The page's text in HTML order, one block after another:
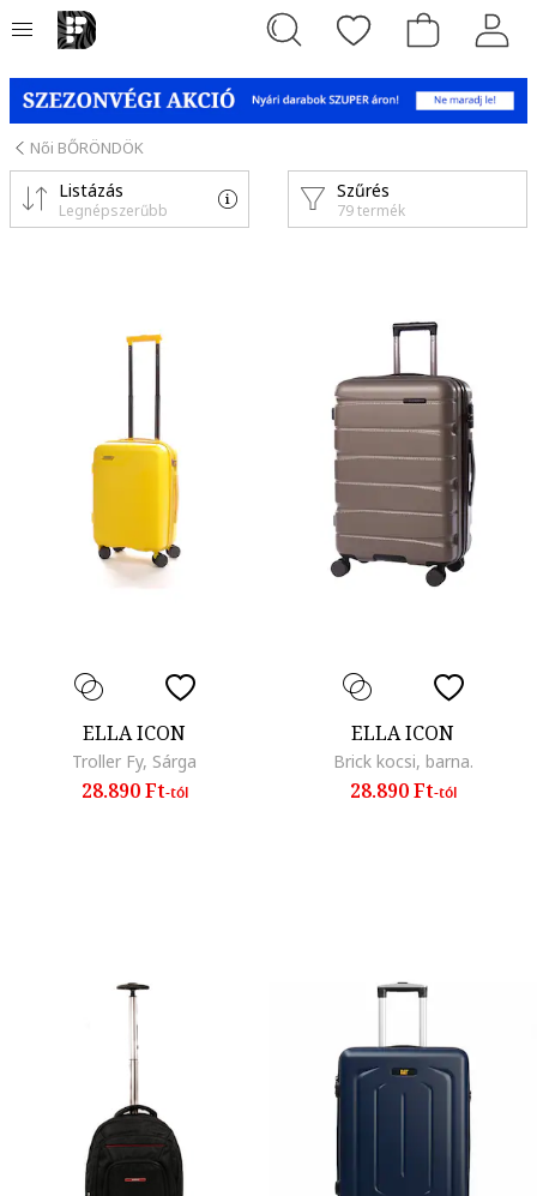
Női BŐRÖNDÖK
Szűrés
79 termék
Listázás
Legnépszerűbb
ELLA ICON
Troller Fy, Sárga
28.890 Ft-tól
ELLA ICON
Brick kocsi, barna.
28.890 Ft-tól